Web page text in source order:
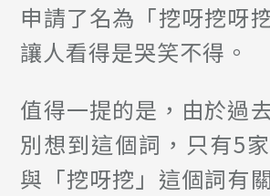
申請了名為「挖呀挖呀
讓人看得是哭笑不得。
值得一提的是，由於過
別想到這個詞，只有5
與「挖呀挖」這個詞有